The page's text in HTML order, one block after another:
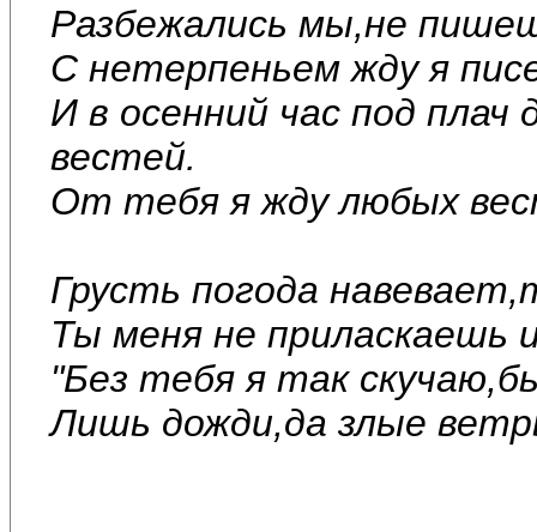
Разбежались мы,не
С нетерпеньем жду я
И в осенний час под
вестей.
От тебя я жду любых
Грусть погода
Ты меня не приласкаешь
"Без тебя я так
Лишь дожди,да злые